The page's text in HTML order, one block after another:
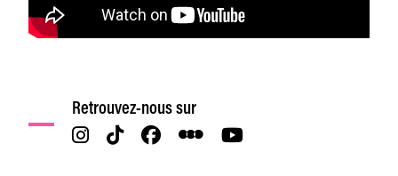
Retrouvez-nous sur